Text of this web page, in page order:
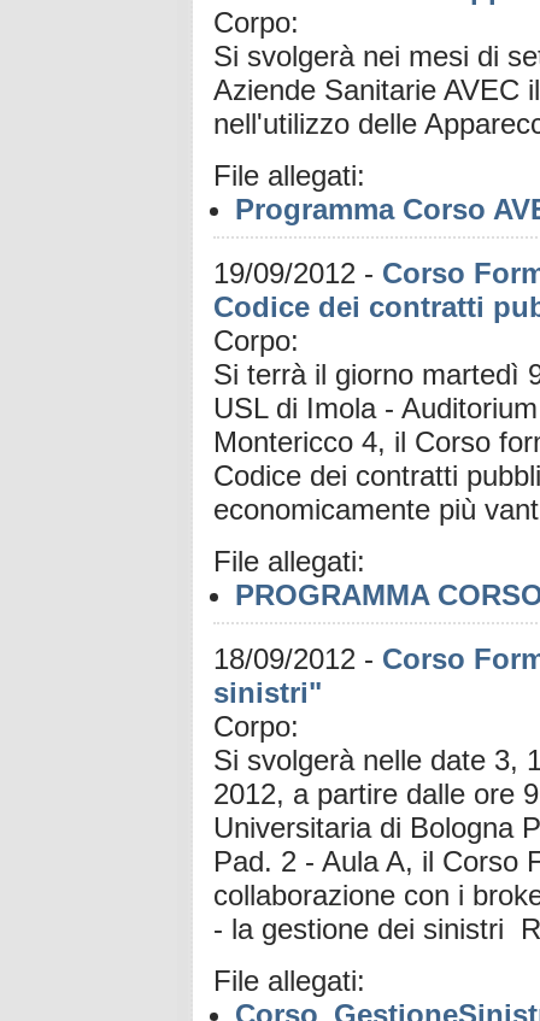
Corpo:
Si svolgerà nei mesi di
Aziende Sanitarie AVEC
nell'utilizzo delle
File allegati:
Programma Corso
19/09/2012 - Corso
Codice dei contratti
Corpo:
Si terrà il giorno martedì
USL di Imola -
Montericco 4, il Corso
Codice dei contratti
economicamente più
File allegati:
PROGRAMMA
18/09/2012 - Corso
sinistri"
Corpo:
Si svolgerà nelle date 3,
2012, a partire dalle ore
Universitaria di Bologna
Pad. 2 - Aula A, il Corso
collaborazione con i
- la gestione dei sinistri
File allegati: